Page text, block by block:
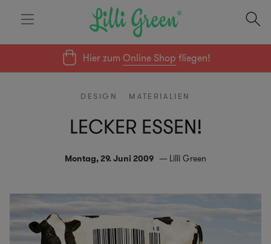
Hier zumOnline Shop fliegen!
DESIGN MATERIALIEN
LECKER ESSEN!
Montag, 29. Juni 2009 Lilli Green